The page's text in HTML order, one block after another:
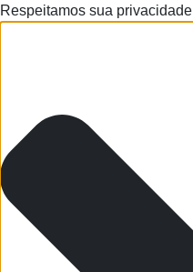
Respeitamos sua privacidade